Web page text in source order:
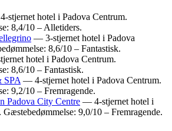
stjernet hotel i Padova Centrum.
8,4/10 – Alletiders.
— 3-stjernet hotel i Padova
8,6/10 – Fantastisk.
hotel i Padova Centrum.
8,6/10 – Fantastisk.
SPA — 4-stjernet hotel i Padova Centrum.
9,2/10 – Fremragende.
Padova City Centre — 4-stjernet hotel i
Gæstebedømmelse: 9,0/10 – Fremragende.